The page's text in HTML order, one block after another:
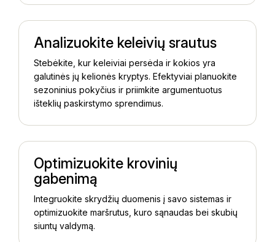
Analizuokite keleivių srautus
Stebėkite, kur keleiviai persėda ir kokios yra
galutinės jų kelionės kryptys. Efektyviai planuokite
sezoninius pokyčius ir priimkite argumentuotus
išteklių paskirstymo sprendimus.
Optimizuokite krovinių
gabenimą
Integruokite skrydžių duomenis į savo sistemas ir
optimizuokite maršrutus, kuro sąnaudas bei skubių
siuntų valdymą.